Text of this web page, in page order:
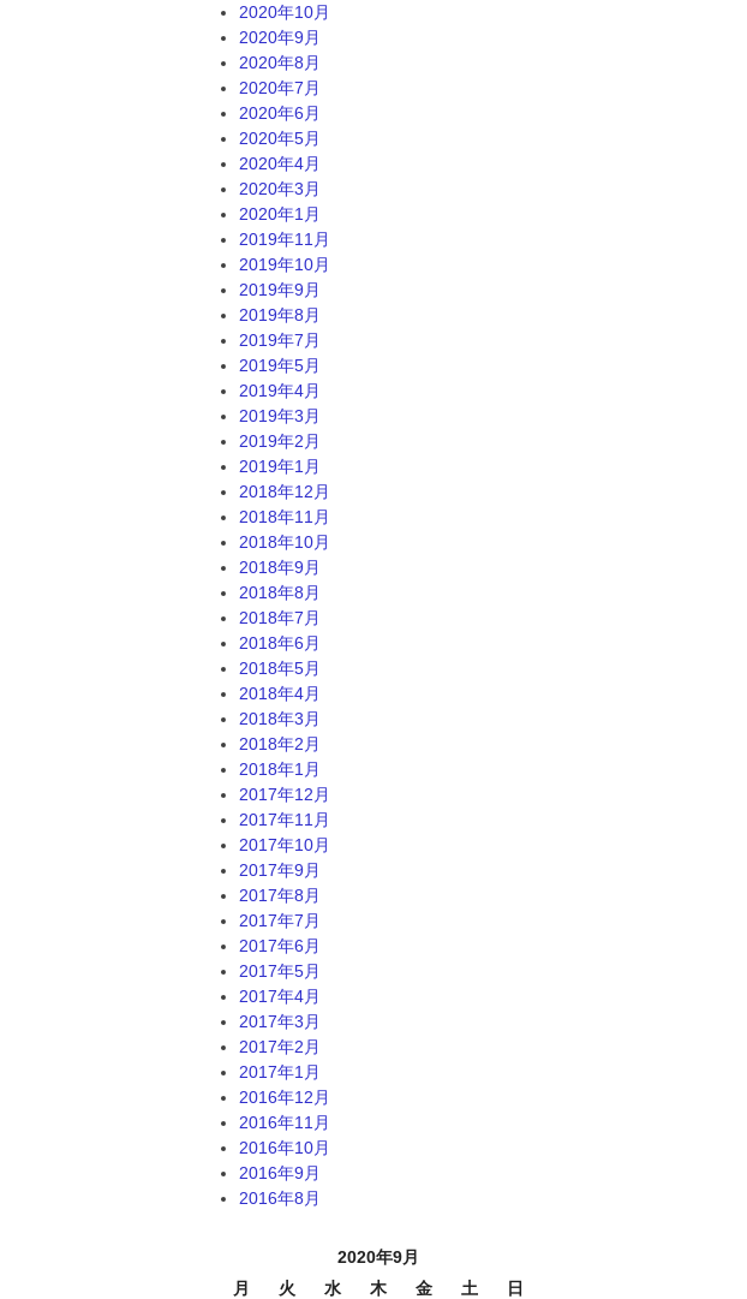
2020年10月
2020年9月
2020年8月
2020年7月
2020年6月
2020年5月
2020年4月
2020年3月
2020年1月
2019年11月
2019年10月
2019年9月
2019年8月
2019年7月
2019年5月
2019年4月
2019年3月
2019年2月
2019年1月
2018年12月
2018年11月
2018年10月
2018年9月
2018年8月
2018年7月
2018年6月
2018年5月
2018年4月
2018年3月
2018年2月
2018年1月
2017年12月
2017年11月
2017年10月
2017年9月
2017年8月
2017年7月
2017年6月
2017年5月
2017年4月
2017年3月
2017年2月
2017年1月
2016年12月
2016年11月
2016年10月
2016年9月
2016年8月
2020年9月
月
火 水 木 金 土 日